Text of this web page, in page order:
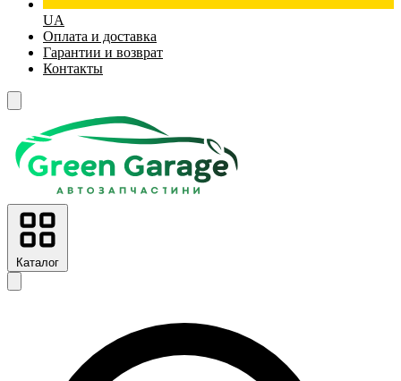
UA
Оплата и доставка
Гарантии и возврат
Контакты
Каталог